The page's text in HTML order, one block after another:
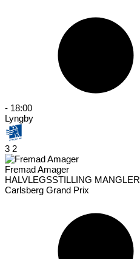
- 18:00
Lyngby
3 2
Fremad Amager
HALVLEGSSTILLING MANGLER
Carlsberg Grand Prix